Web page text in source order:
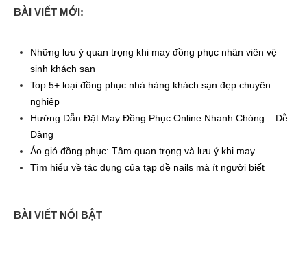
BÀI VIẾT MỚI:
Những lưu ý quan trọng khi may đồng phục nhân viên vệ
sinh khách sạn
Top 5+ loại đồng phục nhà hàng khách sạn đẹp chuyên
nghiệp
Hướng Dẫn Đặt May Đồng Phục Online Nhanh Chóng – Dễ
Dàng
Áo gió đồng phục: Tầm quan trọng và lưu ý khi may
Tìm hiểu về tác dụng của tạp dề nails mà ít người biết
BÀI VIẾT NỔI BẬT